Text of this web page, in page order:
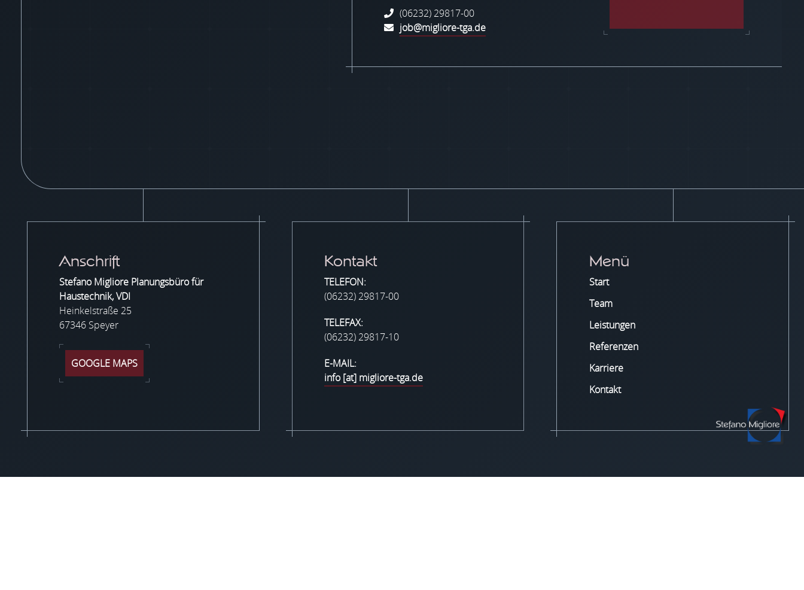
(06232) 29817-00
job@migliore-tga.de
Anschrift
Stefano Migliore Planungsbüro für
Haustechnik, VDI
Heinkelstraße 25
67346 Speyer
GOOGLE MAPS
Kontakt
TELEFON:
(06232) 29817-00
TELEFAX:
(06232) 29817-10
E-MAIL:
info [at] migliore-tga.de
Menü
Start
Team
Leistungen
Referenzen
Karriere
Kontakt